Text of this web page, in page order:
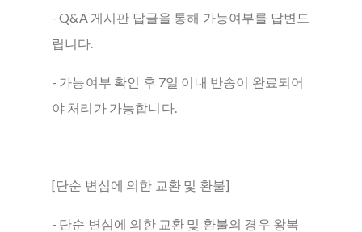
- Q&A 게시판 답글을 통해 가능여부를 답변드
립니다.
- 가능여부 확인 후 7일 이내 반송이 완료되어
야 처리가 가능합니다.
[단순 변심에 의한 교환 및 환불]
- 단순 변심에 의한 교환 및 환불의 경우 왕복